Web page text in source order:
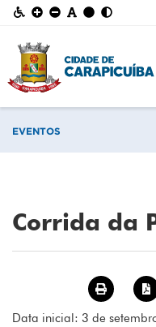
EVENTOS
Corrida da
Data inicial: 3 de